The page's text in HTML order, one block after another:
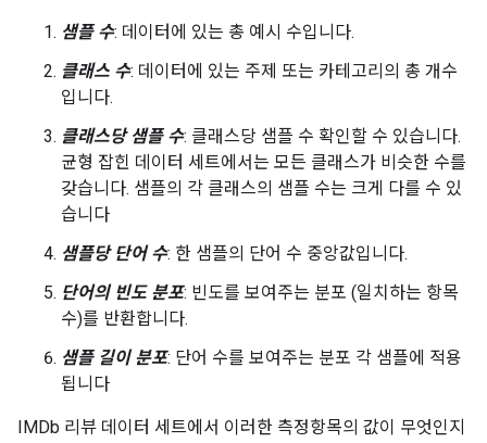
샘플 수: 데이터에 있는 총 예시 수입니다.
클래스 수: 데이터에 있는 주제 또는 카테고리의 총 개수
입니다.
클래스당 샘플 수: 클래스당 샘플 수 확인할 수 있습니다.
균형 잡힌 데이터 세트에서는 모든 클래스가 비슷한 수를
갖습니다. 샘플의 각 클래스의 샘플 수는 크게 다를 수 있
습니다
샘플당 단어 수: 한 샘플의 단어 수 중앙값입니다.
단어의 빈도 분포: 빈도를 보여주는 분포 (일치하는 항목
수)를 반환합니다.
샘플 길이 분포: 단어 수를 보여주는 분포 각 샘플에 적용
됩니다
IMDb 리뷰 데이터 세트에서 이러한 측정항목의 값이 무엇인지